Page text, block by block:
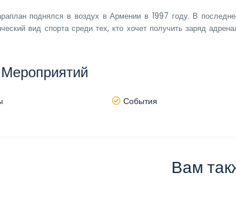
поднялся в воздух в Армении в 1997 году. В
вид спорта среди тех, кто хочет получить заряд
События
Вам